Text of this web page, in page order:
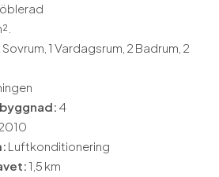
Sovrum, 1 Vardagsrum, 2 Badrum, 2
4
Luftkonditionering
1,5 km